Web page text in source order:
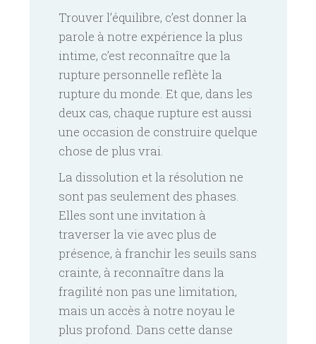
Trouver l’équilibre, c’est donner la
parole à notre expérience la plus
intime, c’est reconnaître que la
rupture personnelle reflète la
rupture du monde. Et que, dans les
deux cas, chaque rupture est aussi
une occasion de construire quelque
chose de plus vrai.
La dissolution et la résolution ne
sont pas seulement des phases.
Elles sont une invitation à
traverser la vie avec plus de
présence, à franchir les seuils sans
crainte, à reconnaître dans la
fragilité non pas une limitation,
mais un accès à notre noyau le
plus profond. Dans cette danse